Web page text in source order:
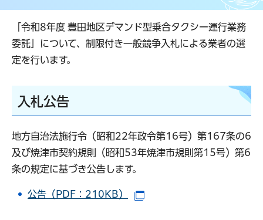
「令和8年度 豊田地区デマンド型乗合タクシー運行業務
委託」について、制限付き一般競争入札による業者の選
定を行います。
入札公告
地方自治法施行令（昭和22年政令第16号）第167条の6
及び焼津市契約規則（昭和53年焼津市規則第15号）第6
条の規定に基づき公告します。
公告（PDF：210KB）